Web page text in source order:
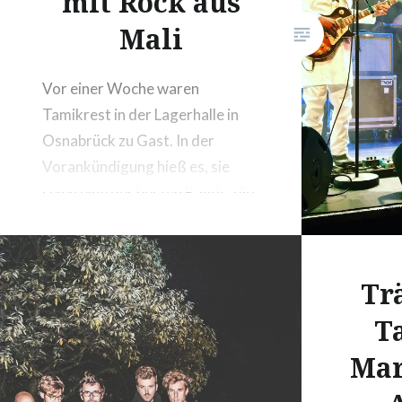
Mali
Vor einer Woche waren
Tamikrest in der Lagerhalle in
Osnabrück zu Gast. In der
Vorankündigung hieß es, sie
seien eine der besten Bands, die
hervorgebracht hat. Rock
gemischt mit traditionellen
Sounds aus Mali. Zeit also,
meinen musikalischen Horizont
zu erweitern.